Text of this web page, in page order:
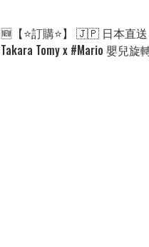
🆕【⭐訂購⭐】 🇯🇵 日本直送
Takara Tomy x #Mario 嬰兒旋